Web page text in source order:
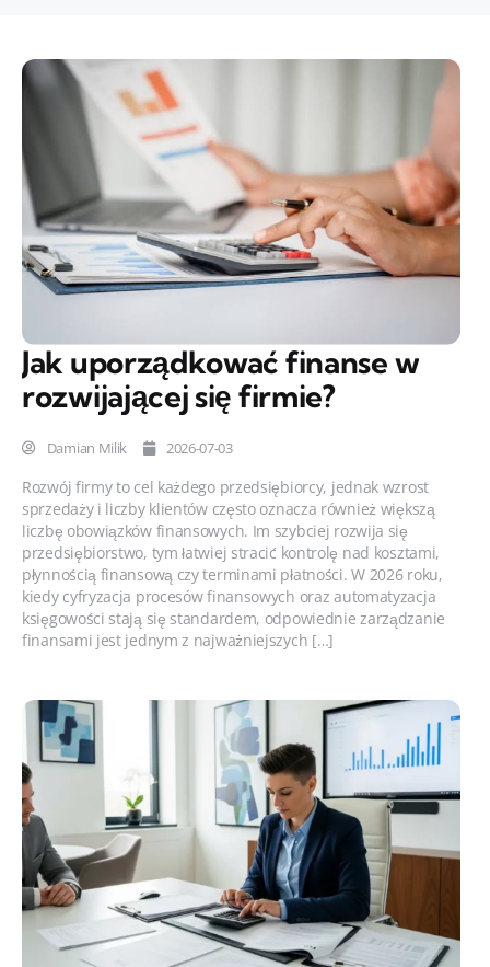
Jak uporządkować finanse w
rozwijającej się firmie?
Damian Milik 2026-07-03
Rozwój firmy to cel każdego przedsiębiorcy, jednak wzrost
sprzedaży i liczby klientów często oznacza również większą
liczbę obowiązków finansowych. Im szybciej rozwija się
przedsiębiorstwo, tym łatwiej stracić kontrolę nad kosztami,
płynnością finansową czy terminami płatności. W 2026 roku,
kiedy cyfryzacja procesów finansowych oraz automatyzacja
księgowości stają się standardem, odpowiednie zarządzanie
finansami jest jednym z najważniejszych […]